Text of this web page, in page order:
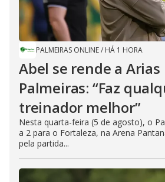
PALMEIRAS ONLINE/ HÁ 1 HORA
Abel se rende a Arias
Palmeiras: “Faz
treinador melhor”
Nesta quarta-feira (5 de agosto), o
a 2 para o Fortaleza, na Arena
pela partida...